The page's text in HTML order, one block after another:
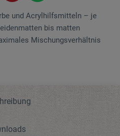
und Acrylhilfsmitteln – je
bis matten
Mischungsverhältnis